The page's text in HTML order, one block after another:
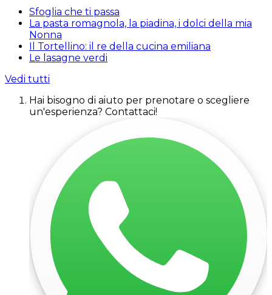
Sfoglia che ti passa
La pasta romagnola, la piadina, i dolci della mia
Nonna
Il Tortellino: il re della cucina emiliana
Le lasagne verdi
Vedi tutti
Hai bisogno di aiuto per prenotare o scegliere
un'esperienza? Contattaci!